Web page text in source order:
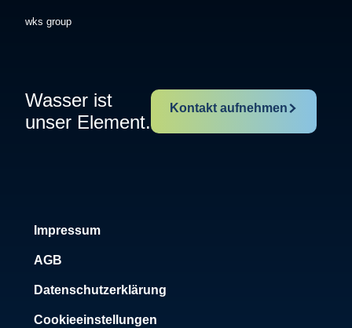
wks group
Wasser ist
unser Element.
Kontakt aufnehmen
Impressum
AGB
Datenschutzerklärung
Cookieeinstellungen